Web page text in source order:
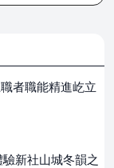
者職能精進屹立
新社山城冬韻之